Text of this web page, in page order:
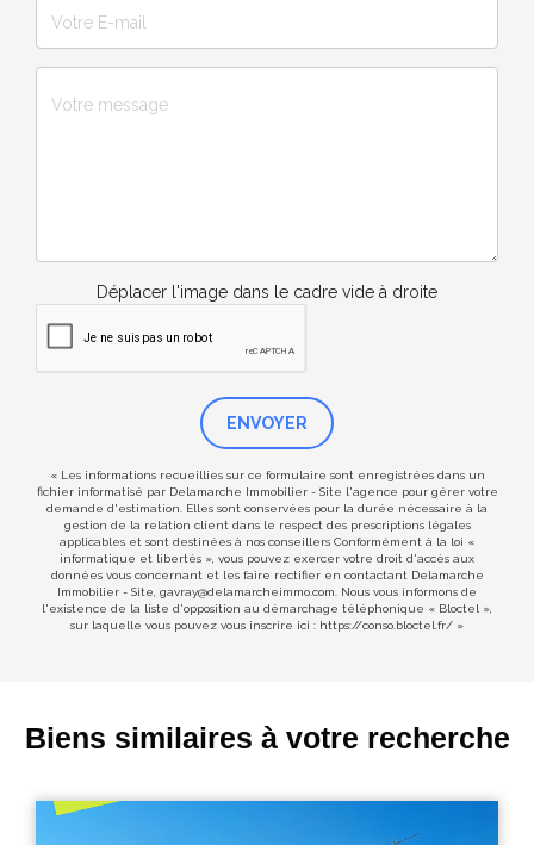
Déplacer l'image dans le cadre vide à droite
ENVOYER
« Les informations recueillies sur ce formulaire sont enregistrées dans un
fichier informatisé par Delamarche Immobilier - Site l'agence pour gérer votre
demande d'estimation. Elles sont conservées pour la durée nécessaire à la
gestion de la relation client dans le respect des prescriptions légales
applicables et sont destinées à nos conseillers Conformément à la loi «
informatique et libertés », vous pouvez exercer votre droit d'accès aux
données vous concernant et les faire rectifier en contactant Delamarche
Immobilier - Site, gavray@delamarcheimmo.com. Nous vous informons de
l'existence de la liste d'opposition au démarchage téléphonique « Bloctel »,
sur laquelle vous pouvez vous inscrire ici : https://conso.bloctel.fr/ »
Biens similaires à votre recherche